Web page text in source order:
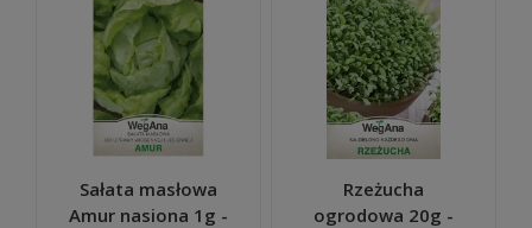
Sałata masłowa
Amur nasiona 1g -
Rzeżucha
ogrodowa 20g -